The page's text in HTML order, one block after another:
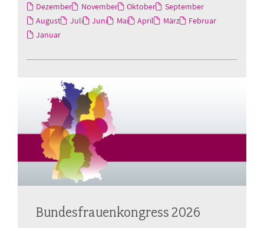
Dezember November Oktober
September
August
Juli Juni Mai April März
Februar
Januar
Bundesfrauenkongress 2026